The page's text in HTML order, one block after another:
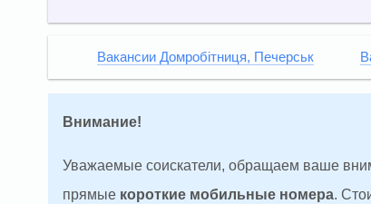
Вакансии Домробітниця, Печерськ
Внимание!
Уважаемые соискатели, обращаем ваше
прямые короткие мобильные номера.